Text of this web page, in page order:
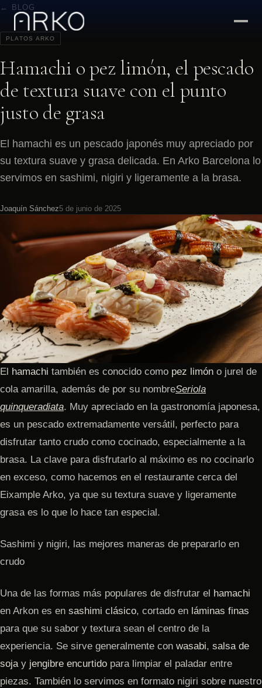
← BLOG
PLATOS ARKO
Hamachi o pez limón, el pescado
de textura suave con el punto
justo de grasa
El hamachi es un pescado japonés muy apreciado por
su textura suave y grasa delicada. En Arko Barcelona lo
servimos en sashimi, nigiri y ligeramente a la brasa.
Joaquín Sánchez5 de junio de 2025
El hamachi también es conocido como pez limón o jurel de
cola amarilla, además de por su nombreSeriola
quinqueradiata. Muy apreciado en la gastronomía japonesa,
es un pescado extremadamente versátil, perfecto para
disfrutar tanto crudo como cocinado, especialmente a la
brasa. La clave para disfrutarlo al máximo es no cocinarlo
en exceso, como hacemos en el restaurante cerca del
Eixample Arko, ya que su textura suave y ligeramente
grasa es lo que lo hace tan especial.
Sashimi y nigiri, las mejores maneras de prepararlo en
crudo
Una de las formas más populares de disfrutar el hamachi
en Arkon es en sashimi clásico, cortado en láminas finas
para que su sabor y textura sean el centro de la
experiencia. Se sirve generalmente con wasabi, salsa de
soja y jengibre encurtido para limpiar el paladar entre
piezas. También lo servimos en formato nigiri sobre nuestro